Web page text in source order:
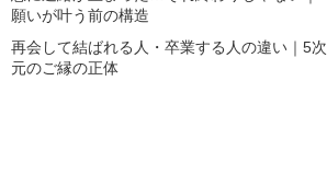
願いが叶う前の構造
再会して結ばれる人・卒業する人の違い｜5次
元のご縁の正体